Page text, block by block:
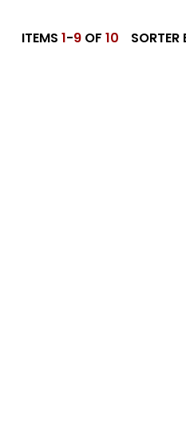
ITEMS 1-9 OF 10 SORTER